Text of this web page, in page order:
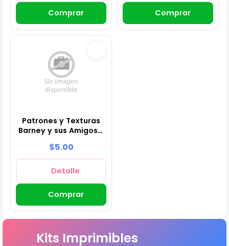
Comprar Comprar
Patrones y Texturas
Barney y sus Amigos -
Fiestas
$5.00
Detalle
Comprar
Kits Imprimibles